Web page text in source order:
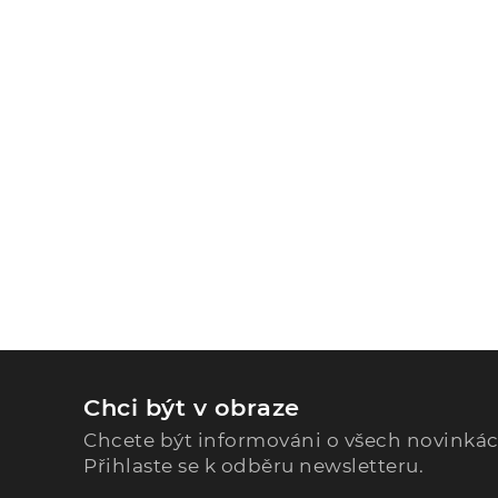
Chci být v obraze
Chcete být informováni o všech
Přihlaste se k odběru newsletteru.